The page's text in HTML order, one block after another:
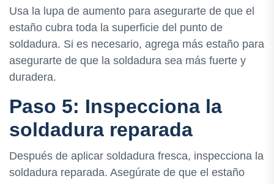
Usa la lupa de aumento para asegurarte de que el
estaño cubra toda la superficie del punto de
soldadura. Si es necesario, agrega más estaño para
asegurarte de que la soldadura sea más fuerte y
duradera.
Paso 5: Inspecciona la
soldadura reparada
Después de aplicar soldadura fresca, inspecciona la
soldadura reparada. Asegúrate de que el estaño